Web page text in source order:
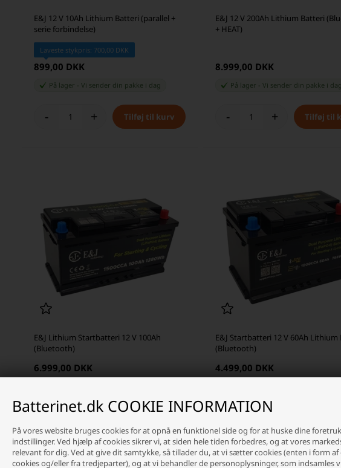
Batterinet.dk COOKIE INFORMATION
På vores website bruges cookies for at opnå en funktionel side og for at huske dine
indstillinger. Ved hjælp af cookies sikrer vi, at siden hele tiden forbedres, og at vores
relevant for dig. Ved at give dit samtykke, så tillader du, at vi sætter cookies (enten i form af
cookies og/eller fra tredjeparter), og at vi behandler de personoplysninger, som indsamles
E&J 12 V 10Ah Lithium Batteri (parallel +
serie forbindelse)
Laveste stykpris: 700,00 DKK
899,00 DKK
På lager -Vi sender din pakke i dag
- +
E&J 12 V 200Ah Lithium Batteri
+ HEAT)
8.999,00 DKK
På lager Vi sender din pakke i dag
- +
E&J Lithium Startbatteri 12 V 100Ah
(Bluetooth)
6.999,00 DKK
- +
E&J Startbatteri 12 V 60Ah Lithium
(Bluetooth)
4.499,00 DKK